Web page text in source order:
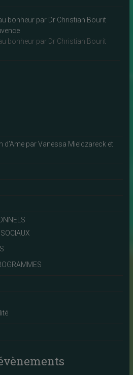
bonheur par Dr Christian Bourit
bonheur par Dr Christian Bourit
d’Ame par Vanessa Mielczareck et